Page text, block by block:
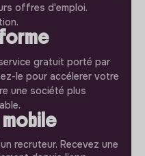
offres d'emploi.
gratuit porté par
le pour accélerer votre
une société plus
recruteur. Recevez une